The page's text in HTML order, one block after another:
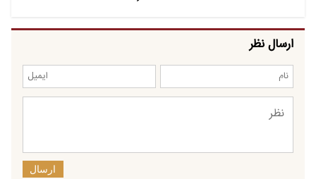
ارسال نظر
ارسال